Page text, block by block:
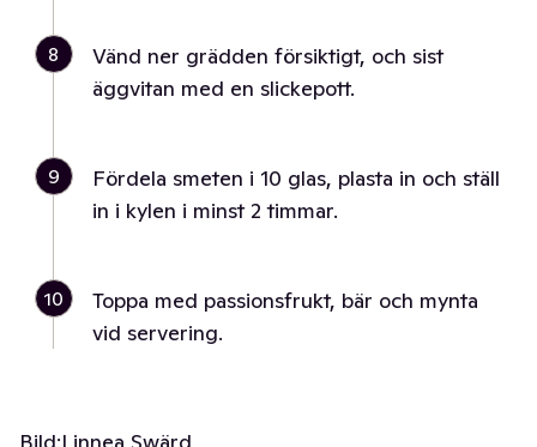
8
Vänd ner grädden försiktigt, och sist
äggvitan med en slickepott.
9
Fördela smeten i 10 glas, plasta in och ställ
in i kylen i minst 2 timmar.
10
Toppa med passionsfrukt, bär och mynta
vid servering.